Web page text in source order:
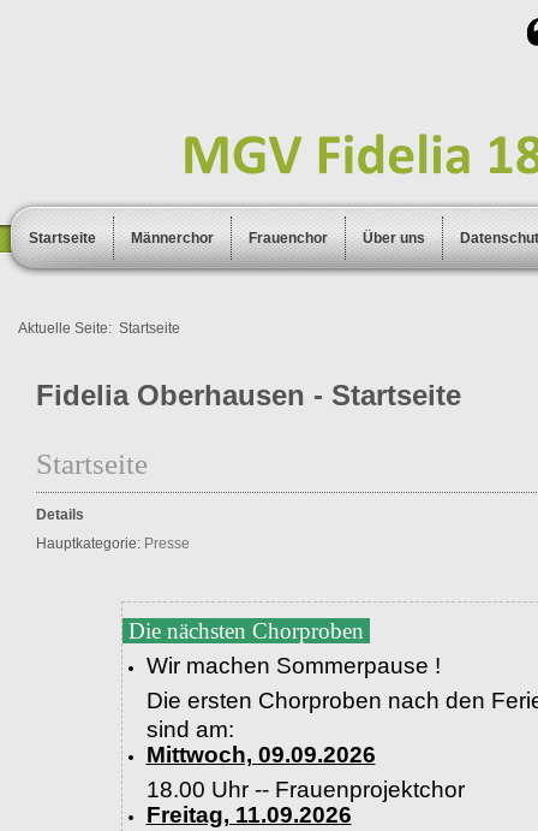
Startseite Männerchor Frauenchor Über uns
Aktuelle Seite: Startseite
Fidelia Oberhausen - Startseite
Startseite
Details
Hauptkategorie: Presse
Die nächsten Chorproben
Wir machen Sommerpause !
Die ersten Chorproben nach den
sind am:
Mittwoch, 09.09.2026
18.00 Uhr -- Frauenprojektchor
Freitag, 11.09.2026